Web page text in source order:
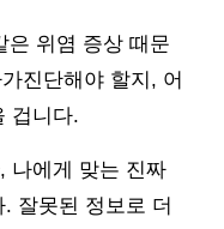
은 위염 증상 때문
진단해야 할지, 어
겁니다.
나에게 맞는 진짜
잘못된 정보로 더